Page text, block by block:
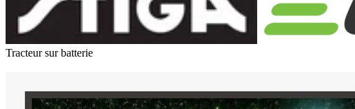
Tracteur sur batterie